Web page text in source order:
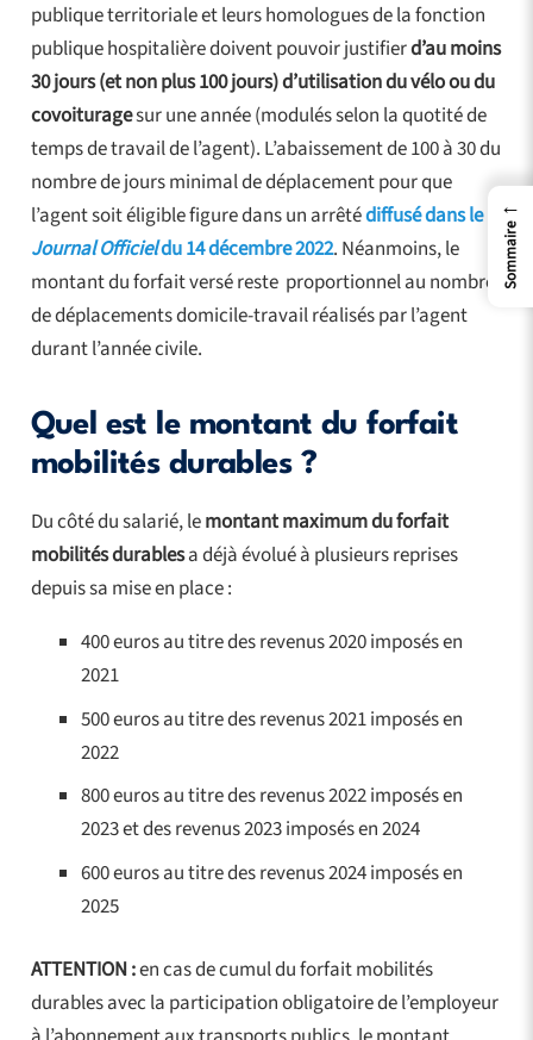
publique territoriale et leurs homologues de la fonction
publique hospitalière doivent pouvoir justifierd’au moins
30 jours (et non plus 100 jours) d’utilisation du vélo ou du
covoituragesur une année (modulés selon la quotité de
temps de travail de l’agent). L’abaissement de 100 à 30 du
nombre de jours minimal de déplacement pour que
l’agent soit éligible figure dans un arrêtédiffusé dans le
Journal Officieldu 14 décembre 2022. Néanmoins, le
montant du forfait versé reste proportionnel au nombre
de déplacements domicile-travail réalisés par l’agent
durant l’année civile.
Quel est le montant du forfait
mobilités durables ?
Du côté du salarié, lemontant maximum du forfait
mobilités durablesa déjà évolué à plusieurs reprises
depuis sa mise en place :
400 euros au titre des revenus 2020 imposés en
2021
500 euros au titre des revenus 2021 imposés en
2022
800 euros au titre des revenus 2022 imposés en
2023 et des revenus 2023 imposés en 2024
600 euros au titre des revenus 2024 imposés en
2025
ATTENTION :en cas de cumul du forfait mobilités
durables avec la participation obligatoire de l’employeur
←
Sommaire